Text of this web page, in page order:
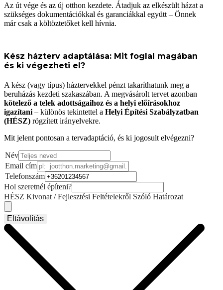
Az út vége és az új otthon kezdete. Átadjuk az elkészült házat a
szükséges dokumentációkkal és garanciákkal együtt – Önnek
már csak a költöztetőket kell hívnia.
Kész házterv adaptálása: Mit foglal magában
és ki végezheti el?
A kész (vagy típus) háztervekkel pénzt takaríthatunk meg a
beruházás kezdeti szakaszában. A megvásárolt tervet azonban
kötelező a telek adottságaihoz és a helyi előírásokhoz
igazítani – különös tekintettel a Helyi Építési Szabályzatban
(HÉSZ) rögzített irányelvekre.
Mit jelent pontosan a tervadaptáció, és ki jogosult elvégezni?
Név
Email cím
Telefonszám
Hol szeretnél építeni?
HÉSZ Kivonat / Fejlesztési Feltételekről Szóló Határozat
Eltávolítás